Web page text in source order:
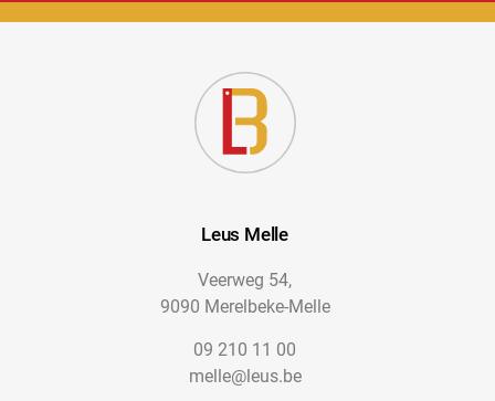
Leus Melle
Veerweg 54,
9090 Merelbeke-Melle
09 210 11 00
melle@leus.be